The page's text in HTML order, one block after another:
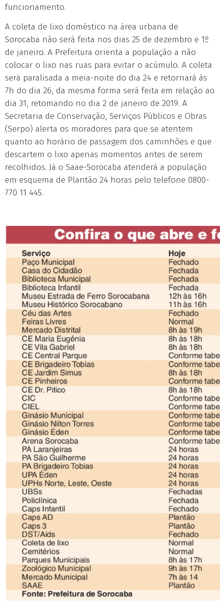
funcionamento.
A coleta de lixo doméstico na área urbana de
Sorocaba não será feita nos dias 25 de dezembro e 1º
de janeiro. A Prefeitura orienta a população a não
colocar o lixo nas ruas para evitar o acúmulo. A coleta
será paralisada a meia-noite do dia 24 e retornará às
7h do dia 26, da mesma forma será feita em relação ao
dia 31, retomando no dia 2 de janeiro de 2019. A
Secretaria de Conservação, Serviços Públicos e Obras
(Serpo) alerta os moradores para que se atentem
quanto ao horário de passagem dos caminhões e que
descartem o lixo apenas momentos antes de serem
recolhidos. Já o Saae-Sorocaba atenderá a população
em esquema de Plantão 24 horas pelo telefone 0800-
770 11 445.